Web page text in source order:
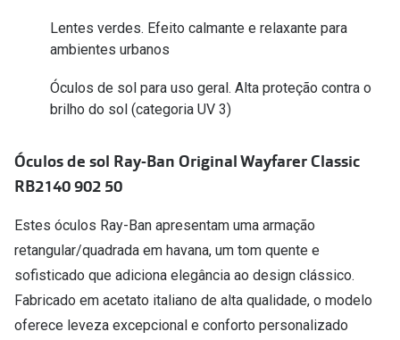
Quadrados
Redondos
Conselhos
🆕 Guia de Compras para o formato do seu
rosto
O sol e as crianças
Óculos de sol para todos
Lifestyle
Saiba mais sobre as suas marcas favoritas
Lentes verdes. Efeito calmante e relaxante para
ambientes urbanos
Óculos de sol para uso geral. Alta proteção contra o
brilho do sol (categoria UV 3)
Óculos de sol Ray-Ban Original Wayfarer Classic
RB2140 902 50
Estes óculos Ray-Ban apresentam uma armação
retangular/quadrada em havana, um tom quente e
sofisticado que adiciona elegância ao design clássico.
Fabricado em acetato italiano de alta qualidade, o modelo
oferece leveza excepcional e conforto personalizado